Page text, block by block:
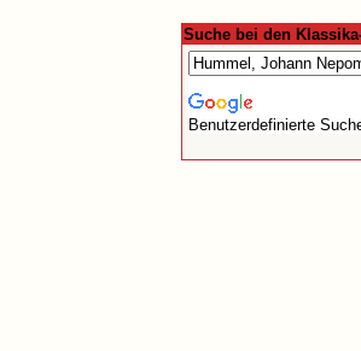
Suche bei den
Benutzerdefinierte